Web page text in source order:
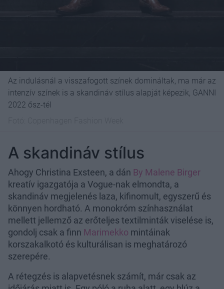
Az indulásnál a visszafogott színek domináltak, ma már az
intenzív színek is a skandináv stílus alapját képezik, GANNI
2022 ősz-tél
A skandináv stílus
Ahogy Christina Exsteen, a dán By Malene Birger
kreatív igazgatója a Vogue-nak elmondta, a
skandináv megjelenés laza, kifinomult, egyszerű és
könnyen hordható. A monokróm színhasználat
mellett jellemző az erőteljes textilminták viselése is,
gondolj csak a finn Marimekko mintáinak
korszakalkotó és kulturálisan is meghatározó
szerepére.
A rétegzés is alapvetésnek számít, már csak az